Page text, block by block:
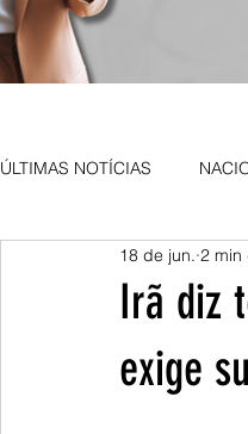
ÚLTIMAS NOTÍCIAS
AGRO NEWS
Irã diz
exige
18 de jun. 2 min